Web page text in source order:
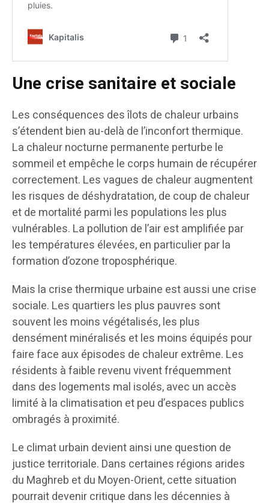
Une crise sanitaire et sociale
Les conséquences des îlots de chaleur urbains
s’étendent bien au-delà de l’inconfort thermique.
La chaleur nocturne permanente perturbe le
sommeil et empêche le corps humain de récupérer
correctement. Les vagues de chaleur augmentent
les risques de déshydratation, de coup de chaleur
et de mortalité parmi les populations les plus
vulnérables. La pollution de l’air est amplifiée par
les températures élevées, en particulier par la
formation d’ozone troposphérique.
Mais la crise thermique urbaine est aussi une crise
sociale. Les quartiers les plus pauvres sont
souvent les moins végétalisés, les plus
densément minéralisés et les moins équipés pour
faire face aux épisodes de chaleur extrême. Les
résidents à faible revenu vivent fréquemment
dans des logements mal isolés, avec un accès
limité à la climatisation et peu d’espaces publics
ombragés à proximité.
Le climat urbain devient ainsi une question de
justice territoriale. Dans certaines régions arides
du Maghreb et du Moyen-Orient, cette situation
pourrait devenir critique dans les décennies à